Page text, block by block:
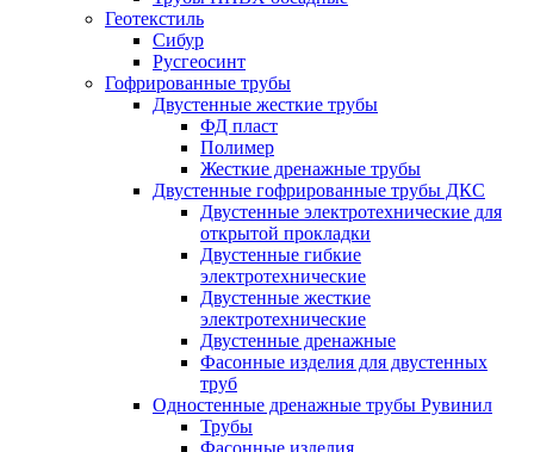
Геотекстиль
Сибур
Русгеосинт
Гофрированные трубы
Двустенные жесткие трубы
ФД пласт
Полимер
Жесткие дренажные трубы
Двустенные гофрированные трубы ДКС
Двустенные электротехнические для
открытой прокладки
Двустенные гибкие
электротехнические
Двустенные жесткие
электротехнические
Двустенные дренажные
Фасонные изделия для двустенных
труб
Одностенные дренажные трубы Рувинил
Трубы
Фасонные изделия